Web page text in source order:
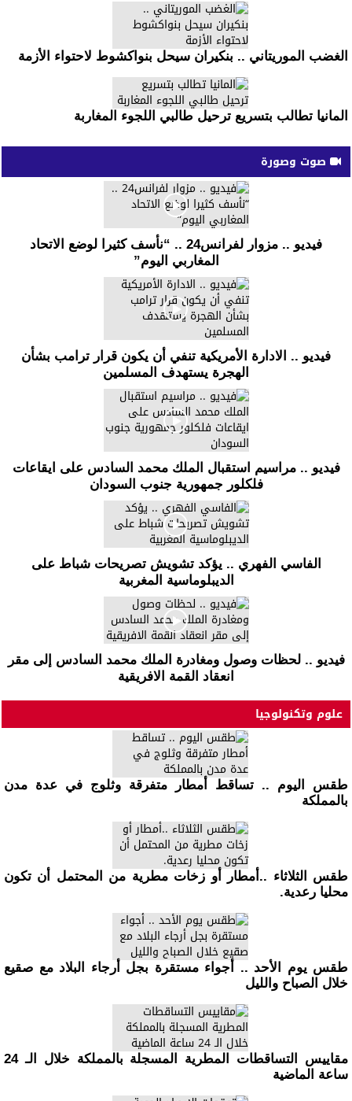
الغضب الموريتاني .. بنكيران سيحل بنواكشوط لاحتواء الأزمة
المانيا تطالب بتسريع ترحيل طالبي اللجوء المغاربة
صوت وصورة
فيديو .. مزوار لفرانس24 .. “نأسف كثيرا لوضع الاتحاد
المغاربي اليوم”
فيديو .. الادارة الأمريكية تنفي أن يكون قرار ترامب بشأن
الهجرة يستهدف المسلمين
فيديو .. مراسيم استقبال الملك محمد السادس على ايقاعات
فلكلور جمهورية جنوب السودان
الفاسي الفهري .. يؤكد تشويش تصريحات شباط على
الديبلوماسية المغربية
فيديو .. لحظات وصول ومغادرة الملك محمد السادس إلى مقر
انعقاد القمة الافريقية
علوم وتكنولوجيا
طقس اليوم .. تساقط أمطار متفرقة وثلوج في عدة مدن
بالمملكة
طقس الثلاثاء ..أمطار أو زخات مطرية من المحتمل أن تكون
محليا رعدية.
طقس يوم الأحد .. أجواء مستقرة بجل أرجاء البلاد مع صقيع
خلال الصباح والليل
مقاييس التساقطات المطرية المسجلة بالمملكة خلال الـ 24
ساعة الماضية